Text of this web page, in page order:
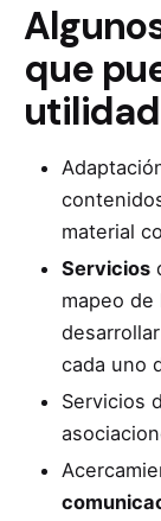
que
material
Servicios
mapeo
cada uno
Servicios